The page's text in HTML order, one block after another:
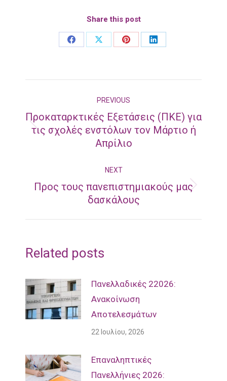
Share this post
Share
Share
Share
Share
navigationPREVIOUS
Previous
post:
Προκαταρκτικές Εξετάσεις (ΠΚΕ) για
τις σχολές ενστόλων τον Μάρτιο ή
Απρίλιο
NEXT
Next
Προς τους πανεπιστημιακούς μας
δασκάλους
Related posts
Πανελλαδικές 22026:
Ανακοίνωση
Αποτελεσμάτων
22 Ιουλίου, 2026
Επαναληπτικές
Πανελλήνιες 2026: